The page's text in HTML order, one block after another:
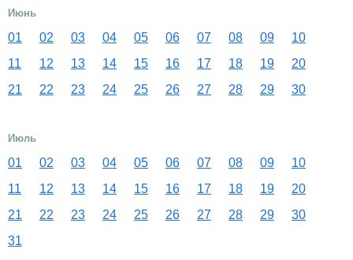
Июнь
01 02 03 04 05 06 07 08 09
10
11
12 13 14 15 16 17 18 19
20
21
22 23 24 25 26 27 28 29 30
Июль
01 02 03 04 05 06 07 08 09
10
11
12 13 14 15 16 17 18 19
20
21
22 23 24 25 26 27 28 29
30
31